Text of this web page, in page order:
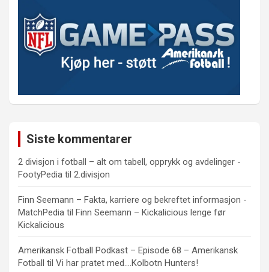
Siste kommentarer
2 divisjon i fotball – alt om tabell, opprykk og avdelinger -
FootyPedia til 2.divisjon
Finn Seemann – Fakta, karriere og bekreftet informasjon -
MatchPedia til Finn Seemann – Kickalicious lenge før
Kickalicious
Amerikansk Fotball Podkast – Episode 68 – Amerikansk
Fotball til Vi har pratet med….Kolbotn Hunters!